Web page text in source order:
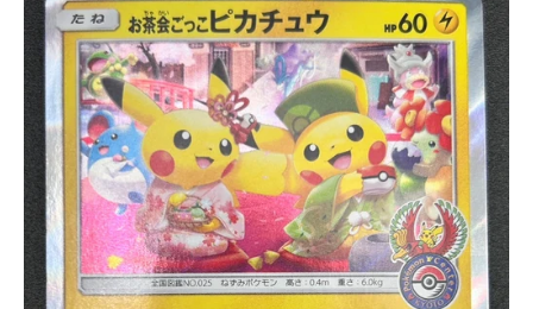
カ
ー
ド
シ
ョ
ッ
プ
ホ
ビ
ビ